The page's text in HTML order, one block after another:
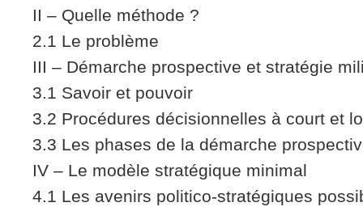
II – Quelle méthode ?
2.1 Le problème
III – Démarche prospective et stratégie
3.1 Savoir et pouvoir
3.2 Procédures décisionnelles à court et
3.3 Les phases de la démarche
IV – Le modèle stratégique minimal
4.1 Les avenirs politico-stratégiques